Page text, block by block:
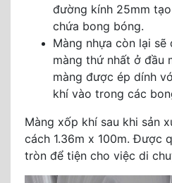
đường kính 25mm
chứa bong bóng.
Màng nhựa còn lại
màng thứ nhất ở đầu
màng được ép dính
khí vào trong các
Màng xốp khí sau khi sản
cách 1.36m x 100m. Được
tròn để tiện cho việc di